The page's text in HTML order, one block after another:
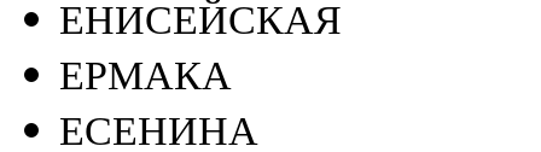
ЕНИСЕЙСКАЯ
ЕРМАКА
ЕСЕНИНА